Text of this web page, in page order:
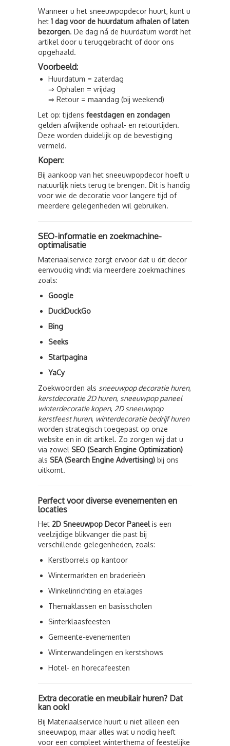
Wanneer u het sneeuwpopdecor huurt, kunt u
het 1 dag voor de huurdatum afhalen of laten
bezorgen. De dag ná de huurdatum wordt het
artikel door u teruggebracht of door ons
opgehaald.
Voorbeeld:
Huurdatum = zaterdag
⇒ Ophalen = vrijdag
⇒ Retour = maandag (bij weekend)
Let op: tijdens feestdagen en zondagen
gelden afwijkende ophaal- en retourtijden.
Deze worden duidelijk op de bevestiging
vermeld.
Kopen:
Bij aankoop van het sneeuwpopdecor hoeft u
natuurlijk niets terug te brengen. Dit is handig
voor wie de decoratie voor langere tijd of
meerdere gelegenheden wil gebruiken.
SEO-informatie en zoekmachine-
optimalisatie
Materiaalservice zorgt ervoor dat u dit decor
eenvoudig vindt via meerdere zoekmachines
zoals:
Google
DuckDuckGo
Bing
Seeks
Startpagina
YaCy
Zoekwoorden als sneeuwpop decoratie huren,
kerstdecoratie 2D huren, sneeuwpop paneel
winterdecoratie kopen, 2D sneeuwpop
kerstfeest huren, winterdecoratie bedrijf huren
worden strategisch toegepast op onze
website en in dit artikel. Zo zorgen wij dat u
via zowel SEO (Search Engine Optimization)
als SEA (Search Engine Advertising) bij ons
uitkomt.
Perfect voor diverse evenementen en
locaties
Het 2D Sneeuwpop Decor Paneelis een
veelzijdige blikvanger die past bij
verschillende gelegenheden, zoals:
Kerstborrels op kantoor
Wintermarkten en braderieën
Winkelinrichting en etalages
Themaklassen en basisscholen
Sinterklaasfeesten
Gemeente-evenementen
Winterwandelingen en kerstshows
Hotel- en horecafeesten
Extra decoratie en meubilair huren? Dat
kan ook!
Bij Materiaalservice huurt u niet alleen een
sneeuwpop, maar alles wat u nodig heeft
voor een compleet winterthema of feestelijke